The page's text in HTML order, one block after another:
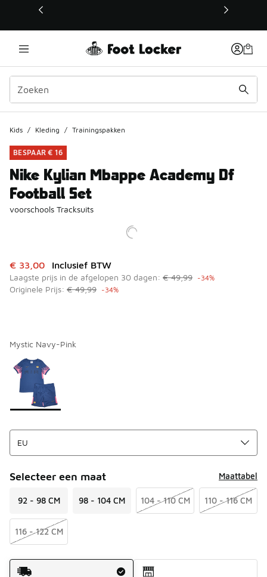
Deze link wordt geopend in een nieuw venster
Kids / Kleding / Trainingspakken
BESPAAR € 16
Nike Kylian Mbappe Academy Df
Football Set
voorschools Tracksuits
Dit artikel is in de uitverkoop. Dit artikel is in de
€ 33,00 Inclusief BTW
Laagste prijs in de afgelopen 30 dagen: € 49,99 -34%
Originele Prijs: € 49,99 -34%
Mystic Navy-Pink
Pagina 1 van 1 met 1 tot 1 van 1 kleuren.
Kies een model
Selecteer een maat Maattabel
92 - 98 CM 98 - 104 CM 104 - 110 CM 110 - 116 CM
116 - 122 CM
Verzendmethode